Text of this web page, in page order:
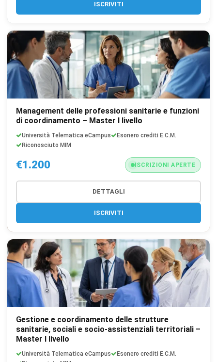
ISCRIVITI
Management delle professioni sanitarie e funzioni
di coordinamento – Master I livello
Università Telematica eCampus
Esonero crediti E.C.M.
Riconosciuto MIM
€1.200 ISCRIZIONI APERTE
DETTAGLI
ISCRIVITI
Gestione e coordinamento delle strutture
sanitarie, sociali e socio-assistenziali territoriali –
Master I livello
Università Telematica eCampus
Esonero crediti E.C.M.